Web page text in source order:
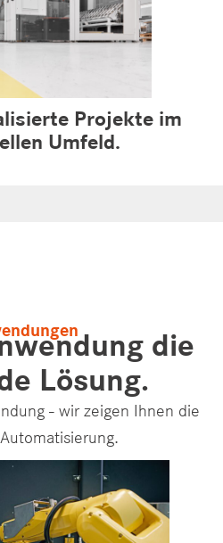
Projekte im
Umfeld.
die
Lösung.
- wir zeigen Ihnen die